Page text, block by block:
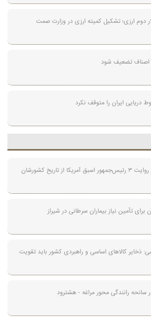
دوم ارزی؛ تشکیل کمیته ارزی در وزارت صمت
اصناف تضعیف شود
دریایی ایران را متوقف نکرد
تاریخ کشورشان
تأمین نیاز بیماران سرطانی در شیراز
ذخایر کالاهای اساسی و راهبردی کشور باید تقویت